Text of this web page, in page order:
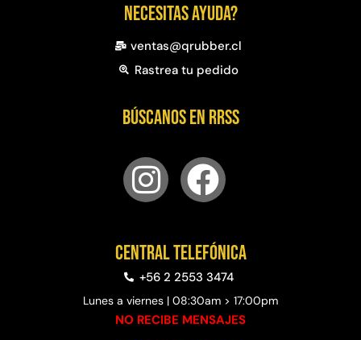
Necesitas ayuda?
ventas@qrubber.cl
Rastrea tu pedido
Búscanos en RRSS
Central telefónica
+56 2 2553 3474
Lunes a viernes | 08:30am > 17:00pm
NO RECIBE MENSAJES